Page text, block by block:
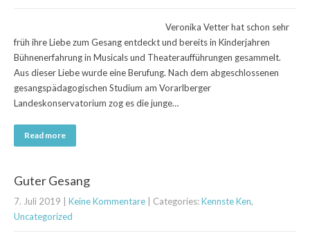
Veronika Vetter hat schon sehr
früh ihre Liebe zum Gesang entdeckt und bereits in Kinderjahren
Bühnenerfahrung in Musicals und Theateraufführungen gesammelt.
Aus dieser Liebe wurde eine Berufung. Nach dem abgeschlossenen
gesangspädagogischen Studium am Vorarlberger
Landeskonservatorium zog es die junge…
Read more
Guter Gesang
7. Juli 2019 Keine Kommentare | Categories:Kennste Ken,
Uncategorized